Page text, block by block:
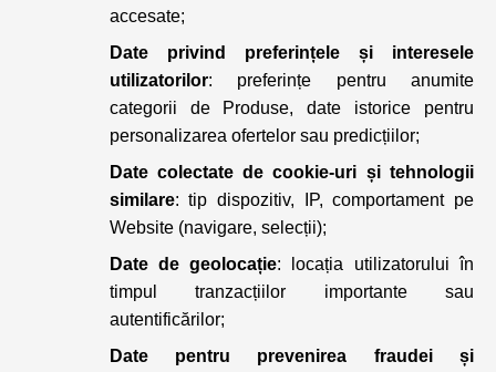
accesate;
Date privind preferințele și interesele
utilizatorilor: preferințe pentru anumite
categorii de Produse, date istorice pentru
personalizarea ofertelor sau predicțiilor;
Date colectate de cookie-uri și tehnologii
similare: tip dispozitiv, IP, comportament pe
Website (navigare, selecții);
Date de geolocație: locația utilizatorului în
timpul tranzacțiilor importante sau
autentificărilor;
Date pentru prevenirea fraudei și